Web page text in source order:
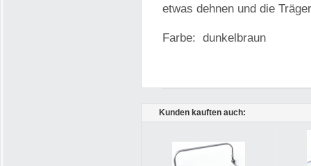
etwas dehnen und die
Farbe: dunkelbraun
Kunden kauften auch: